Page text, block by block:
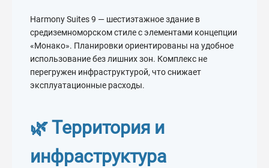
Harmony Suites 9 — шестиэтажное здание в
средиземноморском стиле с элементами концепции
«Монако». Планировки ориентированы на удобное
использование без лишних зон. Комплекс не
перегружен инфраструктурой, что снижает
эксплуатационные расходы.
🌿 Территория и
инфраструктура